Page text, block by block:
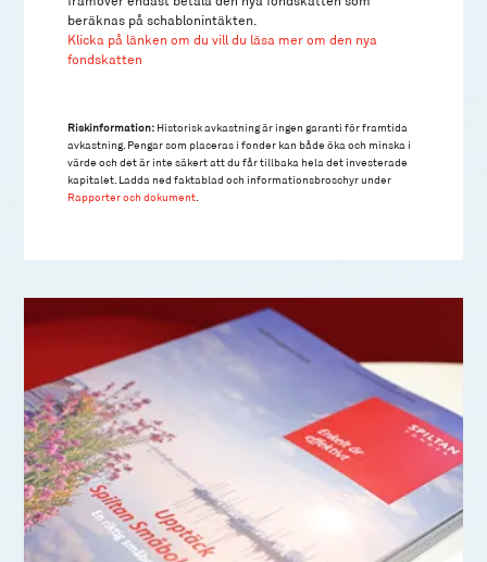
beräknas på schablonintäkten.
Klicka på länken om du vill du läsa mer om den nya
fondskatten
Riskinformation: Historisk avkastning är ingen garanti för framtida
avkastning. Pengar som placeras i fonder kan både öka och minska i
värde och det är inte säkert att du får tillbaka hela det investerade
kapitalet. Ladda ned faktablad och informationsbroschyr under
Rapporter och dokument